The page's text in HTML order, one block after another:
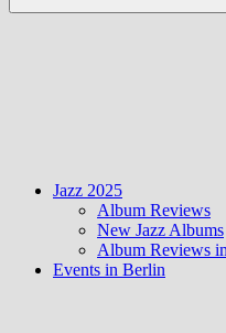
Jazz 2025
Album Reviews
New Jazz Albums
Album Reviews
Events in Berlin